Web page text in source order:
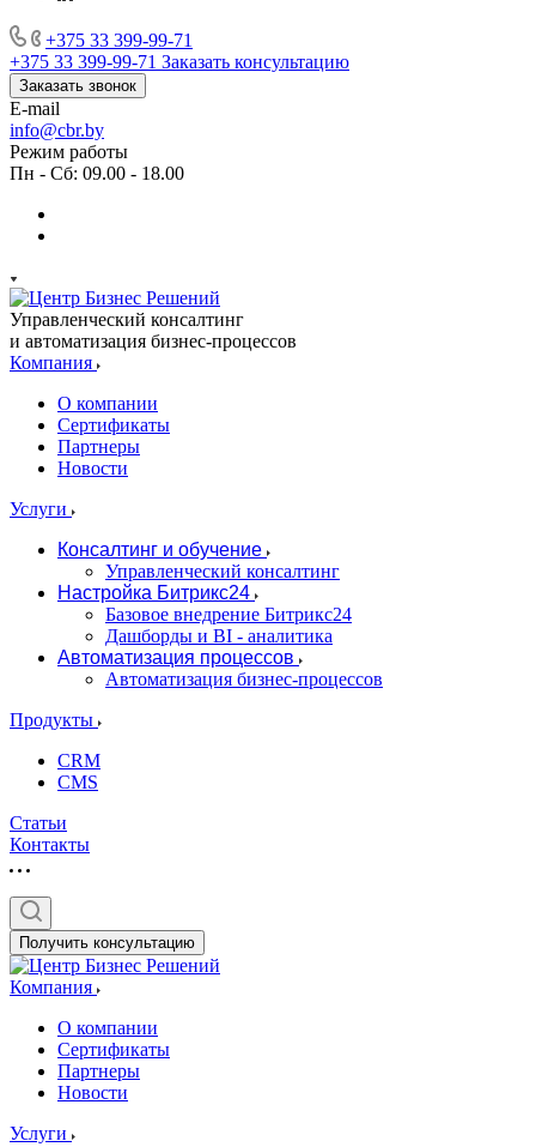
+375 33 399-99-71
+375 33 399-99-71 Заказать консультацию
Заказать звонок
E-mail
info@cbr.by
Режим работы
Пн - Сб: 09.00 - 18.00
Управленческий консалтинг
и автоматизация бизнес-процессов
Компания
О компании
Сертификаты
Партнеры
Новости
Услуги
Консалтинг и обучение
Управленческий консалтинг
Настройка Битрикс24
Базовое внедрение Битрикс24
Дашборды и BI - аналитика
Автоматизация процессов
Автоматизация бизнес-процессов
Продукты
CRM
CMS
Статьи
Контакты
Получить консультацию
Компания
О компании
Сертификаты
Партнеры
Новости
Услуги